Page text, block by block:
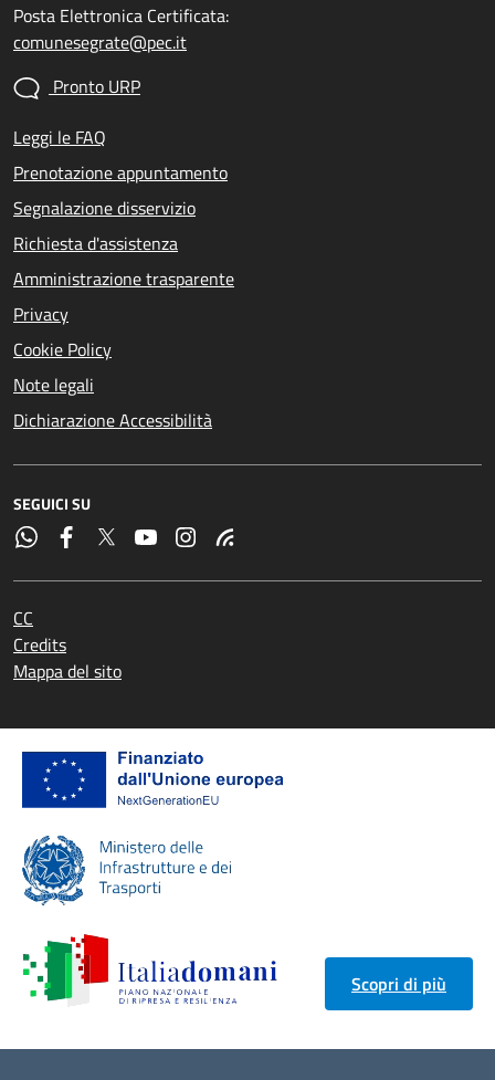
Posta Elettronica Certificata:
comunesegrate@pec.it
Pronto URP
Leggi le FAQ
Prenotazione appuntamento
Segnalazione disservizio
Richiesta d'assistenza
Amministrazione trasparente
Privacy
Cookie Policy
Note legali
Dichiarazione Accessibilità
SEGUICI SU
CC
Credits
Mappa del sito
Scopri di più